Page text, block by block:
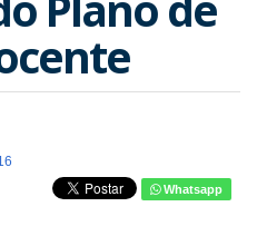
Whatsapp